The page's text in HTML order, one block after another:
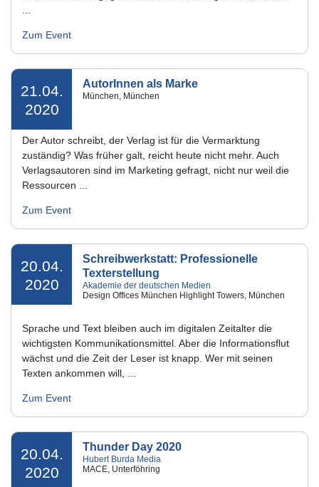
Zum Event
21.04.
2020
AutorInnen als Marke
München, München
Der Autor schreibt, der Verlag ist für die Vermarktung
zuständig? Was früher galt, reicht heute nicht mehr. Auch
Verlagsautoren sind im Marketing gefragt, nicht nur weil die
Ressourcen ...
Zum Event
20.04.
2020
Schreibwerkstatt: Professionelle
Texterstellung
Akademie der deutschen Medien
Design Offices München Highlight Towers, München
Sprache und Text bleiben auch im digitalen Zeitalter die
wichtigsten Kommunikationsmittel. Aber die Informationsflut
wächst und die Zeit der Leser ist knapp. Wer mit seinen
Texten ankommen will, ...
Zum Event
20.04.
2020
Thunder Day 2020
Hubert Burda Media
MACE, Unterföhring